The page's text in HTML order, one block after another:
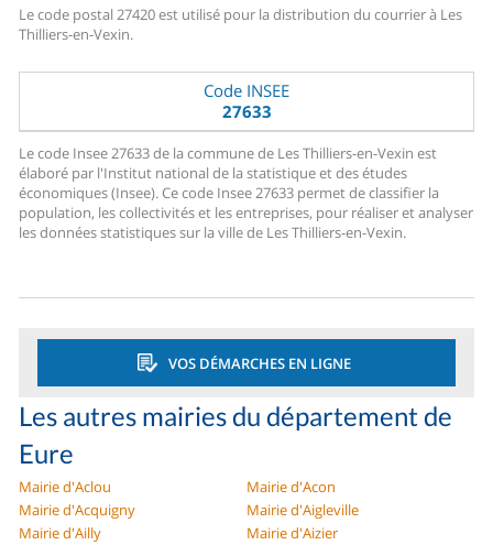
Le code postal 27420 est utilisé pour la distribution du courrier à Les
Thilliers-en-Vexin.
Code INSEE
27633
Le code Insee 27633 de la commune de Les Thilliers-en-Vexin est
élaboré par l'Institut national de la statistique et des études
économiques (Insee). Ce code Insee 27633 permet de classifier la
population, les collectivités et les entreprises, pour réaliser et analyser
les données statistiques sur la ville de Les Thilliers-en-Vexin.
VOS DÉMARCHES EN LIGNE
Les autres mairies du département de
Eure
Mairie d'Aclou
Mairie d'Acon
Mairie d'Acquigny
Mairie d'Aigleville
Mairie d'Ailly
Mairie d'Aizier